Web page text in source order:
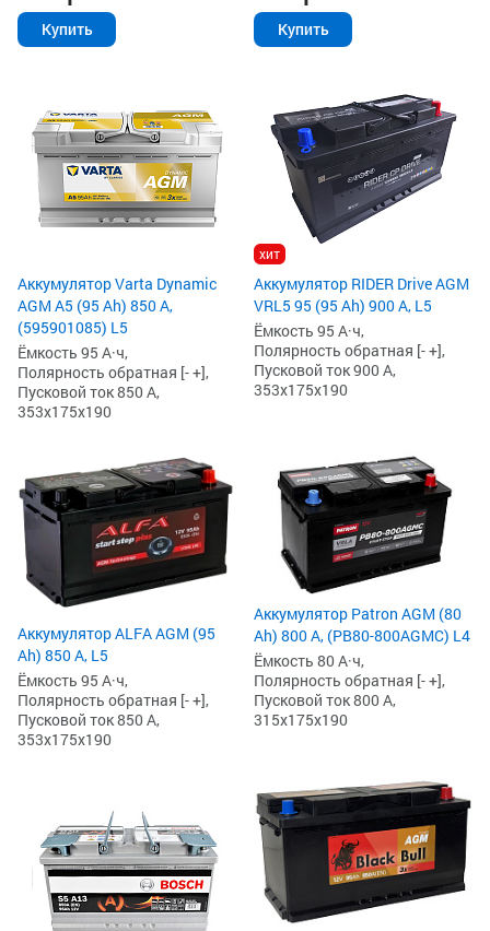
Купить Купить
Аккумулятор Varta Dynamic
AGM A5 (95 Ah) 850 А,
(595901085) L5
Ёмкость 95 А·ч,
Полярность обратная [- +],
Пусковой ток 850 А,
353x175x190
хит
Аккумулятор RIDER Drive AGM
VRL5 95 (95 Ah) 900 А, L5
Ёмкость 95 А·ч,
Полярность обратная [- +],
Пусковой ток 900 А,
353x175x190
Аккумулятор ALFA AGM (95
Ah) 850 А, L5
Ёмкость 95 А·ч,
Полярность обратная [- +],
Пусковой ток 850 А,
353x175x190
Аккумулятор Patron AGM (80
Ah) 800 А, (PB80-800AGMC) L4
Ёмкость 80 А·ч,
Полярность обратная [- +],
Пусковой ток 800 А,
315x175x190